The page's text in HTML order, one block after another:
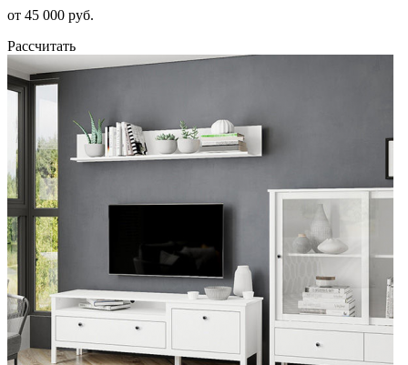
от 45 000 руб.
Рассчитать